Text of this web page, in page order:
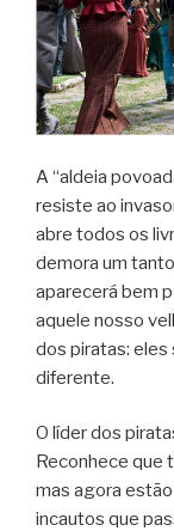
A “aldeia
resiste ao
abre todos os
demora um
aparecerá bem
aquele nosso
dos piratas: eles
diferente.
O líder dos
Reconhece que
mas agora
incautos que